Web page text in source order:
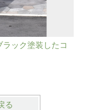
ック塗装したコ
る